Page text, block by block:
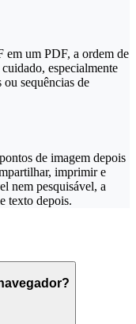
em um PDF, a ordem de
especialmente
sequências de
de imagem depois
imprimir e
nem pesquisável, a
texto depois.